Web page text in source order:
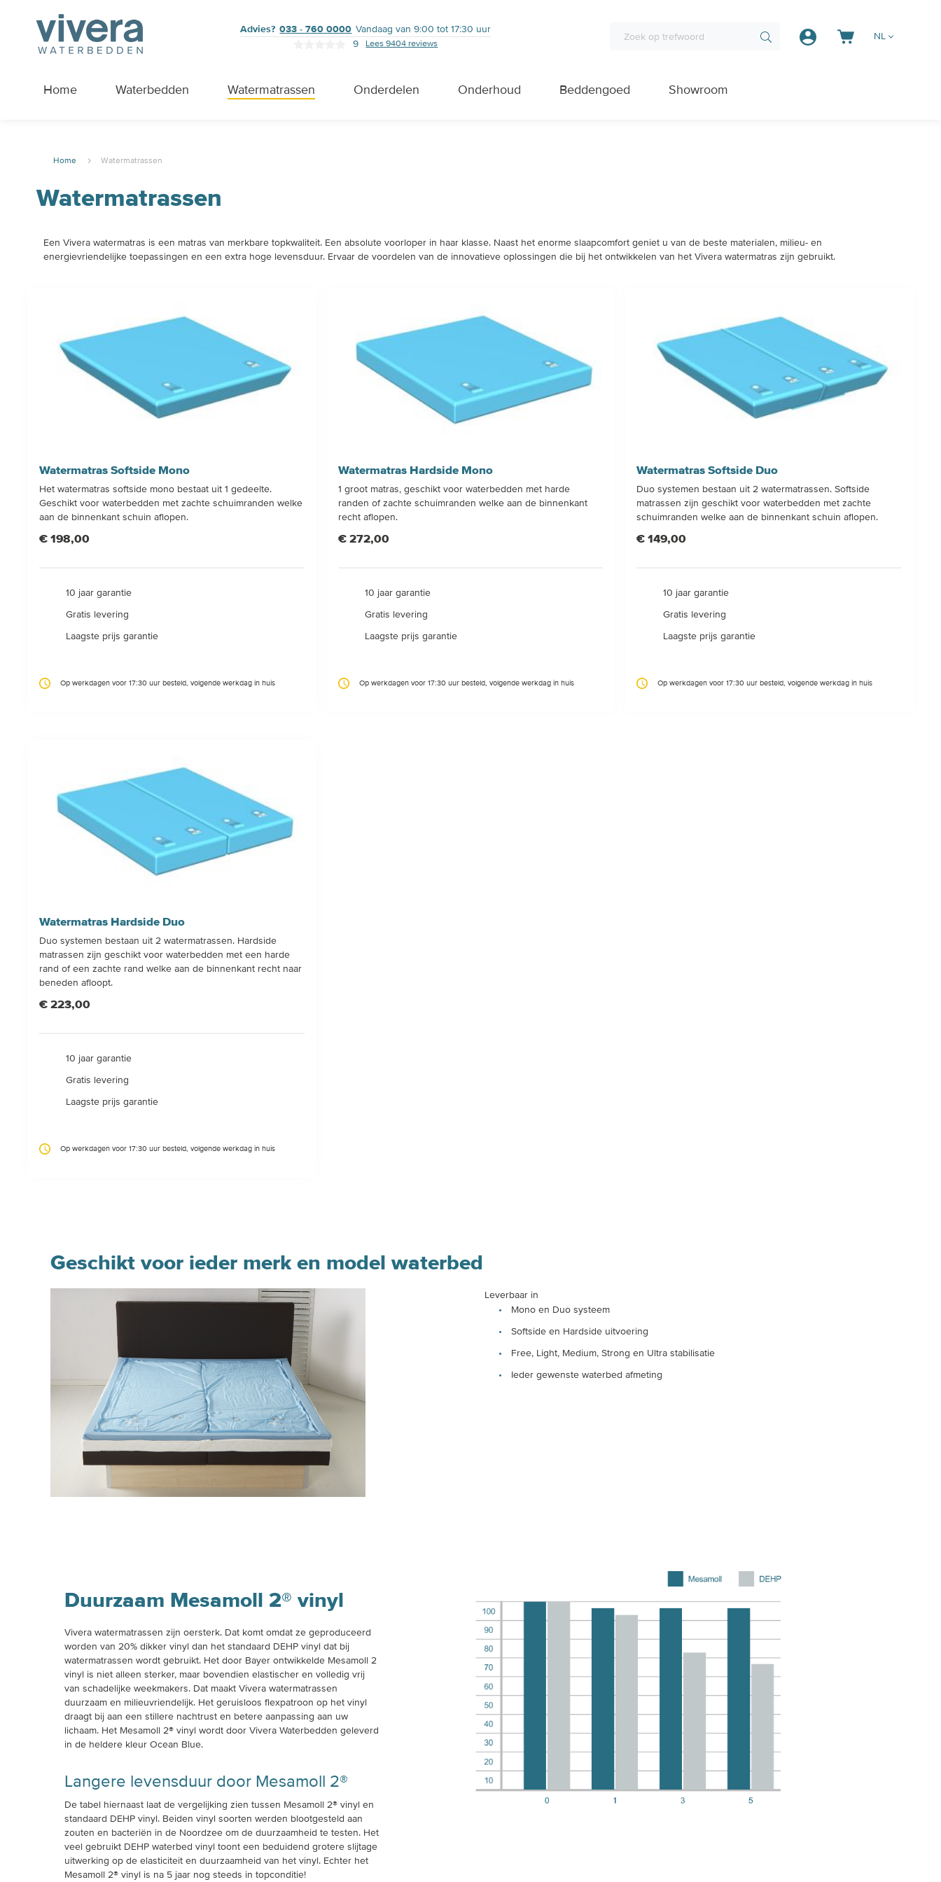
Advies? 033 - 760 0000 Vandaag van 9:00 tot 17:30 uur
9
Lees 9404 reviews
NL
Home Waterbedden Watermatrassen Onderdelen Onderhoud Beddengoed Showroom
Home Watermatrassen
Watermatrassen
Een Vivera watermatras is een matras van merkbare topkwaliteit. Een absolute voorloper in haar klasse. Naast het enorme slaapcomfort geniet u van de beste materialen, milieu- en
energievriendelijke toepassingen en een extra hoge levensduur. Ervaar de voordelen van de innovatieve oplossingen die bij het ontwikkelen van het Vivera watermatras zijn gebruikt.
Watermatras Softside Mono
Het watermatras softside mono bestaat uit 1 gedeelte.
Geschikt voor waterbedden met zachte schuimranden welke
aan de binnenkant schuin aflopen.
€ 198,00
10 jaar garantie
Gratis levering
Laagste prijs garantie
Op werkdagen voor 17:30 uur besteld, volgende werkdag in huis
Watermatras Hardside Mono
1 groot matras, geschikt voor waterbedden met harde
randen of zachte schuimranden welke aan de binnenkant
recht aflopen.
€ 272,00
10 jaar garantie
Gratis levering
Laagste prijs garantie
Op werkdagen voor 17:30 uur besteld, volgende werkdag in huis
Watermatras Softside Duo
Duo systemen bestaan uit 2 watermatrassen. Softside
matrassen zijn geschikt voor waterbedden met zachte
schuimranden welke aan de binnenkant schuin aflopen.
€ 149,00
10 jaar garantie
Gratis levering
Laagste prijs garantie
Op werkdagen voor 17:30 uur besteld, volgende werkdag in huis
Watermatras Hardside Duo
Duo systemen bestaan uit 2 watermatrassen. Hardside
matrassen zijn geschikt voor waterbedden met een harde
rand of een zachte rand welke aan de binnenkant recht naar
beneden afloopt.
€ 223,00
10 jaar garantie
Gratis levering
Laagste prijs garantie
Op werkdagen voor 17:30 uur besteld, volgende werkdag in huis
Geschikt voor ieder merk en model waterbed
Leverbaar in
Mono en Duo systeem
Softside en Hardside uitvoering
Free, Light, Medium, Strong en Ultra stabilisatie
Ieder gewenste waterbed afmeting
Duurzaam Mesamoll 2® vinyl
Vivera watermatrassen zijn oersterk. Dat komt omdat ze geproduceerd
worden van 20% dikker vinyl dan het standaard DEHP vinyl dat bij
watermatrassen wordt gebruikt. Het door Bayer ontwikkelde Mesamoll 2
vinyl is niet alleen sterker, maar bovendien elastischer en volledig vrij
van schadelijke weekmakers. Dat maakt Vivera watermatrassen
duurzaam en milieuvriendelijk. Het geruisloos flexpatroon op het vinyl
draagt bij aan een stillere nachtrust en betere aanpassing aan uw
lichaam. Het Mesamoll 2® vinyl wordt door Vivera Waterbedden geleverd
in de heldere kleur Ocean Blue.
Langere levensduur door Mesamoll 2®
De tabel hiernaast laat de vergelijking zien tussen Mesamoll 2® vinyl en
standaard DEHP vinyl. Beiden vinyl soorten werden blootgesteld aan
zouten en bacteriën in de Noordzee om de duurzaamheid te testen. Het
veel gebruikt DEHP waterbed vinyl toont een beduidend grotere slijtage
uitwerking op de elasticiteit en duurzaamheid van het vinyl. Echter het
Mesamoll 2® vinyl is na 5 jaar nog steeds in topconditie!